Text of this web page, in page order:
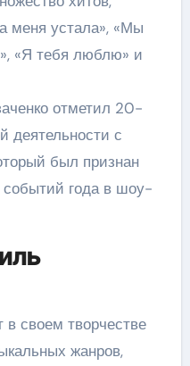
меня устала», «Мы
«Я тебя люблю» и
отметил 20-
деятельности с
был признан
года в шоу-
в своем творчестве
жанров,